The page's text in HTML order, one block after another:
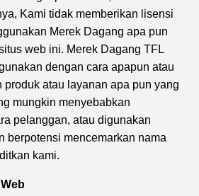
Kami tidak memberikan lisensi
Merek Dagang apa pun
web ini. Merek Dagang TFL
dengan cara apapun atau
atau layanan apa pun yang
mungkin menyebabkan
pelanggan, atau digunakan
berpotensi mencemarkan nama
kami.
Web